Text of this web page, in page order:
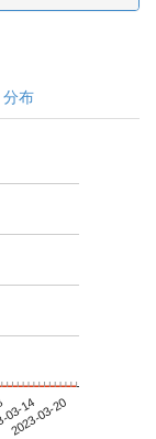
分布
14
2023-03-20